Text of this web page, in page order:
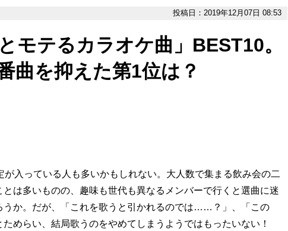
投稿日：2019年12月07日 08:53
モテるカラオケ曲」BEST10。
曲を抑えた第1位は？
入っている人も多いかもしれない。大人数で集まる飲み会の二
は多いものの、趣味も世代も異なるメンバーで行くと選曲に迷
か。だが、「これを歌うと引かれるのでは……？」、「この
めらい、結局歌うのをやめてしまうようではもったいない！